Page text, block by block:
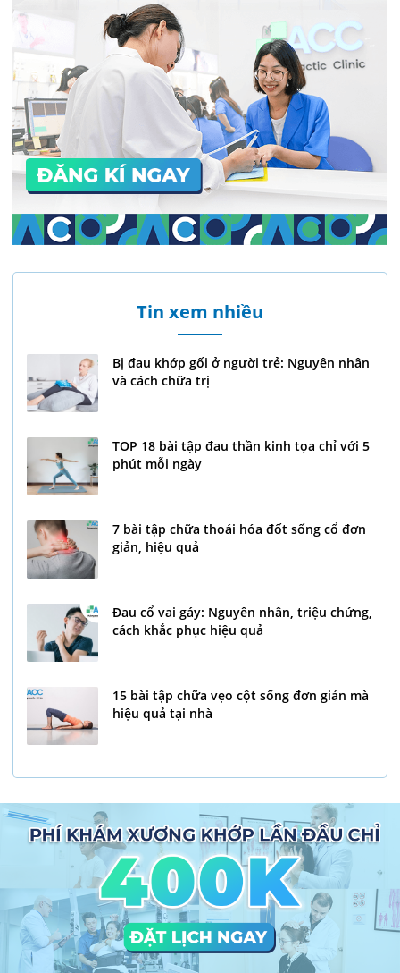
Tin xem nhiều
Bị đau khớp gối ở người trẻ: Nguyên nhân
và cách chữa trị
TOP 18 bài tập đau thần kinh tọa chỉ với 5
phút mỗi ngày
7 bài tập chữa thoái hóa đốt sống cổ đơn
giản, hiệu quả
Đau cổ vai gáy: Nguyên nhân, triệu chứng,
cách khắc phục hiệu quả
15 bài tập chữa vẹo cột sống đơn giản mà
hiệu quả tại nhà